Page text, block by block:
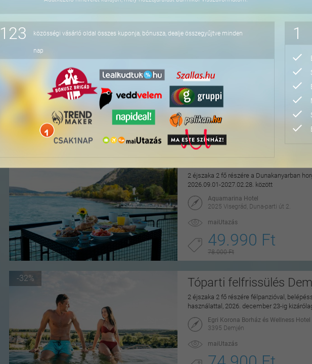
123 közösségi vásárló oldal összes kuponja, bónusza, dealje összegyűjtve minden
nap
1
-41% Pihentető napok
2 éjszaka 2 fő részére félpanzióval, az
Hotel Írisz
4431 Nyíregyháza, Szódaház u. 10.
maiUtazás
69.900 Ft
Hangulatos pihenés a
2 éjszaka 2 fő részére a Dunakanyarban
2026.09.01-2027.02.28. között
Aquamarina Hotel
2025 Visegrád, Duna-parti út 2.
maiUtazás
49.990 Ft
78.000 Ft
-32% Tóparti felfrissülés
2 éjszaka 2 fő részére félpanzióval,
használattal, 2026. december 23-ig
Egri Korona Borház és Wellness Hotel
3395 Demjén
maiUtazás